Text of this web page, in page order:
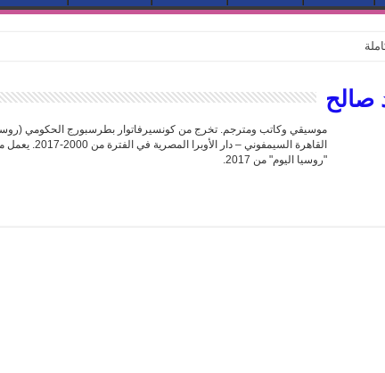
في روايات مريم عبد العزيز؟ (الجزء الأول)
صالح
القاهرة السيمفوني
"روسيا اليوم" من 2017.